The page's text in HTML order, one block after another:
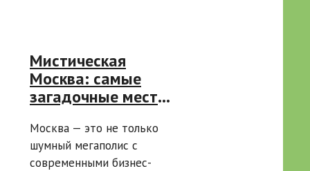
Мистическая
Москва: самые
загадочные места
Сокольников
Москва — это не только
шумный мегаполис с
современными бизнес-